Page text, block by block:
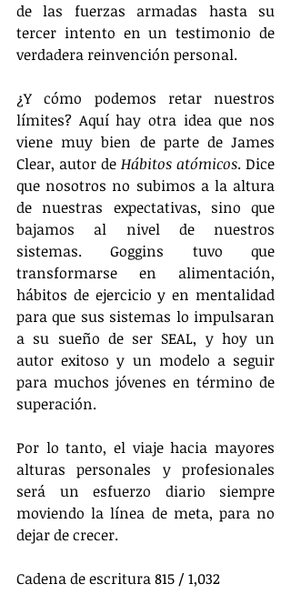
de las fuerzas armadas hasta su
tercer intento en un testimonio de
verdadera reinvención personal.
¿Y cómo podemos retar nuestros
límites? Aquí hay otra idea que nos
viene muy bien de parte de James
Clear, autor de Hábitos atómicos. Dice
que nosotros no subimos a la altura
de nuestras expectativas, sino que
bajamos al nivel de nuestros
sistemas. Goggins tuvo que
transformarse en alimentación,
hábitos de ejercicio y en mentalidad
para que sus sistemas lo impulsaran
a su sueño de ser SEAL, y hoy un
autor exitoso y un modelo a seguir
para muchos jóvenes en término de
superación.
Por lo tanto, el viaje hacia mayores
alturas personales y profesionales
será un esfuerzo diario siempre
moviendo la línea de meta, para no
dejar de crecer.
Cadena de escritura 815 / 1,032